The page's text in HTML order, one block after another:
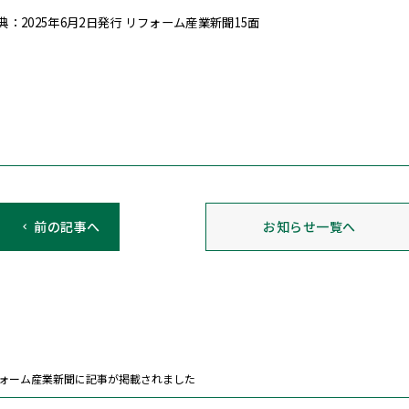
：2025年6月2日発行 リフォーム産業新聞15面
前の記事へ お知らせ一覧へ
ーム産業新聞に記事が掲載されました